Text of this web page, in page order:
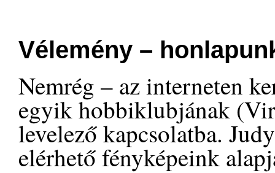
Vélemény –
Nemrég – az interneten
egyik hobbiklubjának
levelező kapcsolatba.
elérhető fényképeink